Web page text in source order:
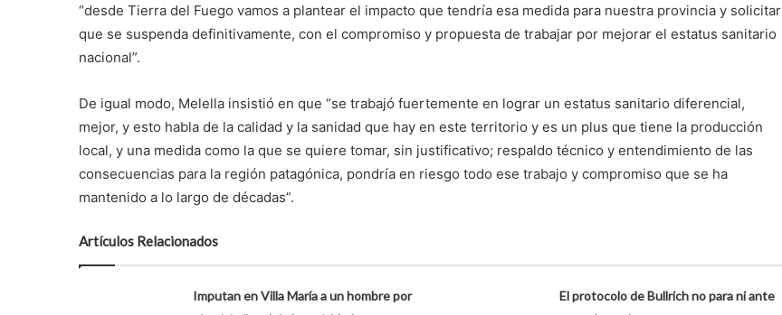
“desde Tierra del Fuego vamos a plantear el impacto que tendría esa medida para nuestra provincia y solicitar
que se suspenda definitivamente, con el compromiso y propuesta de trabajar por mejorar el estatus sanitario
nacional”.
De igual modo, Melella insistió en que “se trabajó fuertemente en lograr un estatus sanitario diferencial,
mejor, y esto habla de la calidad y la sanidad que hay en este territorio y es un plus que tiene la producción
local, y una medida como la que se quiere tomar, sin justificativo; respaldo técnico y entendimiento de las
consecuencias para la región patagónica, pondría en riesgo todo ese trabajo y compromiso que se ha
mantenido a lo largo de décadas”.
Artículos Relacionados
Imputan en Villa María a un hombre por
El protocolo de Bullrich no para ni ante